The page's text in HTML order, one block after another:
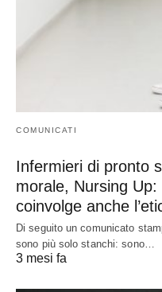
COMUNICATI
Infermieri di pronto
morale, Nursing Up:
coinvolge anche
Di seguito un comunicato
sono più solo stanchi: sono…
3 mesi fa